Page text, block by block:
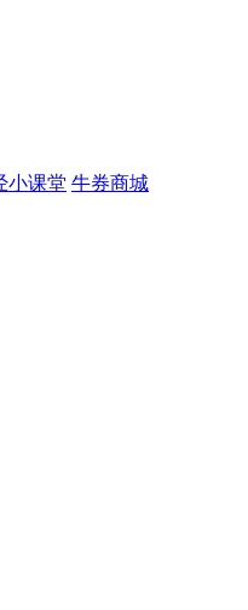
小课堂 牛券商城